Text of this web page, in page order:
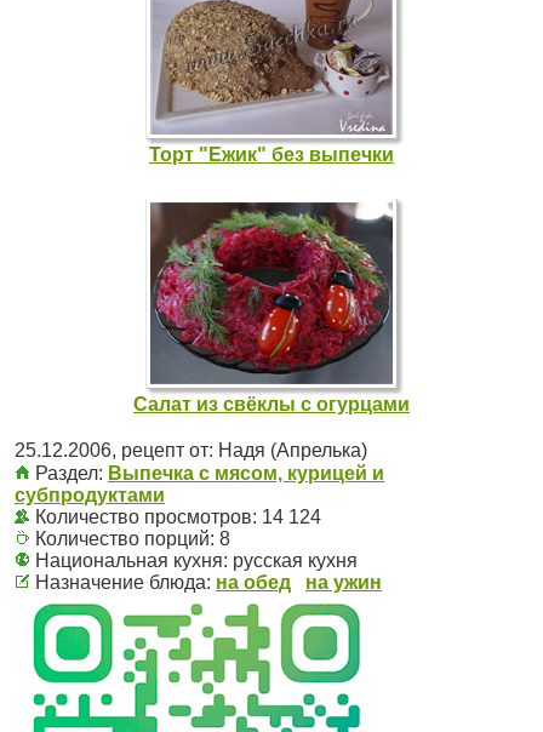
Торт "Ежик" без выпечки
Салат из свёклы с огурцами
25.12.2006, рецепт от: Надя (Апрелька)
Раздел: Выпечка с мясом, курицей и
субпродуктами
Количество просмотров: 14 124
Количество порций: 8
Национальная кухня: русская кухня
Назначение блюда: на обед на ужин